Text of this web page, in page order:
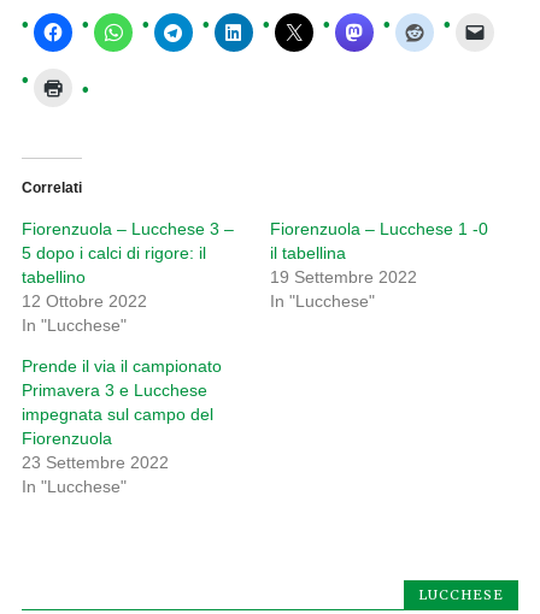
Correlati
Fiorenzuola – Lucchese 3 –
5 dopo i calci di rigore: il
tabellino
12 Ottobre 2022
In "Lucchese"
Fiorenzuola – Lucchese 1 -0
il tabellina
19 Settembre 2022
In "Lucchese"
Prende il via il campionato
Primavera 3 e Lucchese
impegnata sul campo del
Fiorenzuola
23 Settembre 2022
In "Lucchese"
LUCCHESE